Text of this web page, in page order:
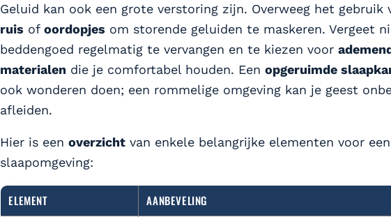
Geluid kan ook een grote verstoring zijn. Overweeg het gebruik
ruis ofoordopjes om storende geluiden te maskeren. Vergeet
beddengoed regelmatig te vervangen en te kiezen voor
materialen die je comfortabel houden. Eenopgeruimde
ook wonderen doen; een rommelige omgeving kan je geest
afleiden.
Hier is eenoverzicht van enkele belangrijke elementen voor
slaapomgeving:
ELEMENT AANBEVELING